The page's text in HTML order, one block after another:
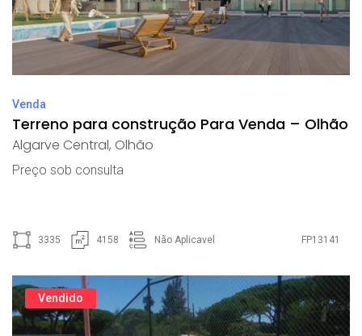
Venda
Terreno para construção Para Venda – Olhão
Algarve Central, Olhão
Preço sob consulta
3335 4158 Não Aplicavel FP13141
Vendido